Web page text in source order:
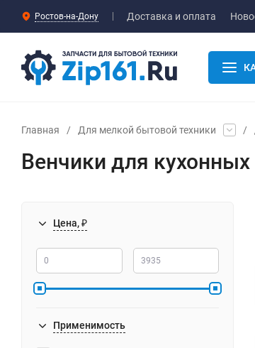
Ростов-на-Дону Доставка и оплата
Главная / Для мелкой бытовой техники /
Венчики для
Цена, ₽
Применимость